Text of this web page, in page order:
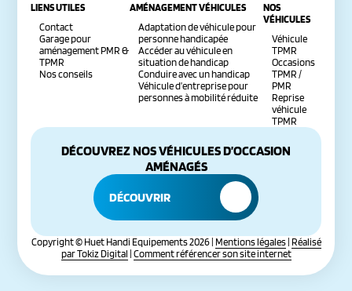
LIENS UTILES
Contact
Garage pour
aménagement PMR &
TPMR
Nos conseils
AMÉNAGEMENT VÉHICULES
Adaptation de véhicule pour
personne handicapée
Accéder au véhicule en
situation de handicap
Conduire avec un handicap
Véhicule d’entreprise pour
personnes à mobilité réduite
NOS
VÉHICULES
Véhicule
TPMR
Occasions
TPMR /
PMR
Reprise
véhicule
TPMR
DÉCOUVREZ NOS VÉHICULES D’OCCASION
AMÉNAGÉS
DÉCOUVRIR
Copyright © Huet Handi Equipements 2026 | Mentions légales| Réalisé
par Tokiz Digital | Comment référencer son site internet